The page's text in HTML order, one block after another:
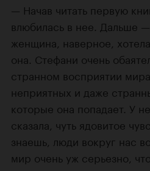
Начав читать первую
влюбилась в нее. Дальше
женщина, наверное,
она. Стефани очень
странном восприятии
неприятных и даже
которые она попадает. У
сказала, чуть ядовитое
знаешь, люди вокруг нас
мир очень уж серьезно,